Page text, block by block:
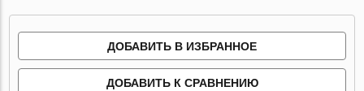
ДОБАВИТЬ В ИЗБРАННОЕ
ДОБАВИТЬ К СРАВНЕНИЮ